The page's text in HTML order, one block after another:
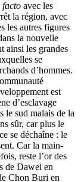
facto avec les
la région, avec
les autres figures
la nouvelle
ainsi les grandes
se
d’hommes.
est
d’esclavage
le sud malais de la
sûr, car plus le
se déchaîne : le
Car la main-
reste l’or des
de Dawei en
Chon Buri en